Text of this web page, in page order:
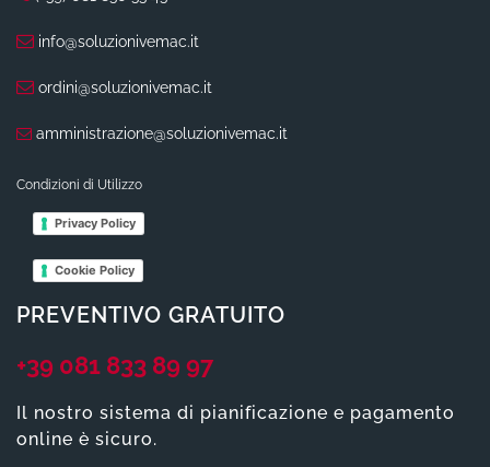
info@soluzionivemac.it
ordini@soluzionivemac.it
amministrazione@soluzionivemac.it
Condizioni di Utilizzo
Privacy Policy
Cookie Policy
PREVENTIVO GRATUITO
+39 081 833 89 97
Il nostro sistema di pianificazione e pagamento
online è sicuro.